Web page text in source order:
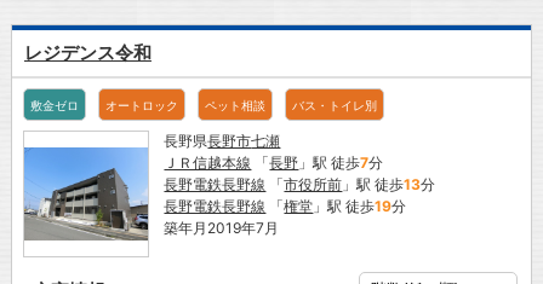
レジデンス令和
敷金ゼロ オートロック ペット相談 バス・トイレ別
長野県長野市七瀬
ＪＲ信越本線 「長野 」駅 徒歩7分
長野電鉄長野線 「市役所前 」駅 徒歩13分
長野電鉄長野線 「権堂 」駅 徒歩19分
築年月2019年7月